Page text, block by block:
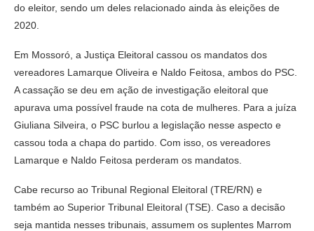
do eleitor, sendo um deles relacionado ainda às eleições de
2020.
Em Mossoró, a Justiça Eleitoral cassou os mandatos dos
vereadores Lamarque Oliveira e Naldo Feitosa, ambos do PSC.
A cassação se deu em ação de investigação eleitoral que
apurava uma possível fraude na cota de mulheres. Para a juíza
Giuliana Silveira, o PSC burlou a legislação nesse aspecto e
cassou toda a chapa do partido. Com isso, os vereadores
Lamarque e Naldo Feitosa perderam os mandatos.
Cabe recurso ao Tribunal Regional Eleitoral (TRE/RN) e
também ao Superior Tribunal Eleitoral (TSE). Caso a decisão
seja mantida nesses tribunais, assumem os suplentes Marrom